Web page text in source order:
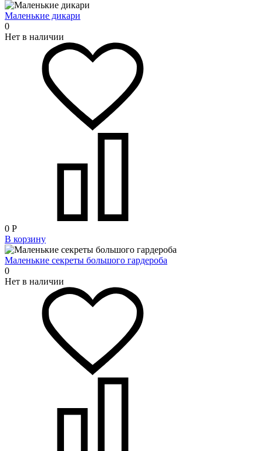
Маленькие дикари
0
Нет в наличии
0 Р
В корзину
Маленькие секреты большого гардероба
0
Нет в наличии